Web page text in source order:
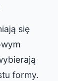
się
formy.